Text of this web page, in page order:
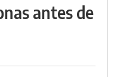
antes de